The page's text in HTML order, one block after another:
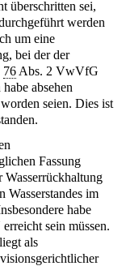
überschritten sei,
werden
um eine
bei der der
76 Abs. 2 VwVfG
absehen
seien. Dies ist
Fassung
Wasserrückhaltung
Wasserstandes im
habe
sein müssen.
als